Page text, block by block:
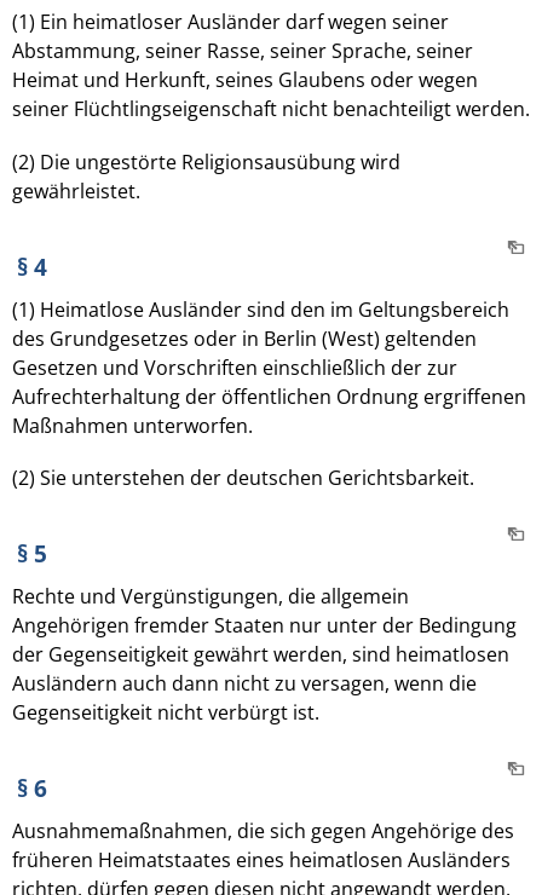
(1) Ein heimatloser Ausländer darf wegen seiner
Abstammung, seiner Rasse, seiner Sprache, seiner
Heimat und Herkunft, seines Glaubens oder wegen
seiner Flüchtlingseigenschaft nicht benachteiligt werden.
(2) Die ungestörte Religionsausübung wird
gewährleistet.
§ 4
(1) Heimatlose Ausländer sind den im Geltungsbereich
des Grundgesetzes oder in Berlin (West) geltenden
Gesetzen und Vorschriften einschließlich der zur
Aufrechterhaltung der öffentlichen Ordnung ergriffenen
Maßnahmen unterworfen.
(2) Sie unterstehen der deutschen Gerichtsbarkeit.
§ 5
Rechte und Vergünstigungen, die allgemein
Angehörigen fremder Staaten nur unter der Bedingung
der Gegenseitigkeit gewährt werden, sind heimatlosen
Ausländern auch dann nicht zu versagen, wenn die
Gegenseitigkeit nicht verbürgt ist.
§ 6
Ausnahmemaßnahmen, die sich gegen Angehörige des
früheren Heimatstaates eines heimatlosen Ausländers
richten, dürfen gegen diesen nicht angewandt werden.